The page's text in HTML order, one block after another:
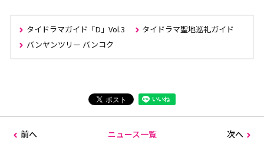
タイドラマガイド「D」Vol.3
タイドラマ聖地巡礼ガイド
バンヤンツリー バンコク
前へ ニュース一覧 次へ